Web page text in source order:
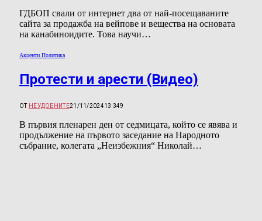
ГДБОП свали от интернет два от най-посещаваните
сайта за продажба на вейпове и вещества на основата
на канабиноидите. Това научи…
Акценти Политика
Протести и арести (Видео)
ОТ НЕУДОБНИТЕ21/11/202413 349
В първия пленарен ден от седмицата, който се явява и
продължение на първото заседание на Народното
събрание, колегата „Неизбежния“ Николай…